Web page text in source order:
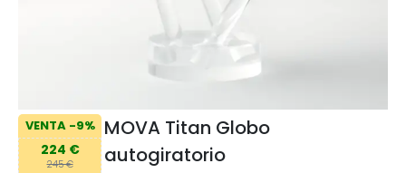
VENTA -9%
224 €
245 €
MOVA Titan Globo
autogiratorio